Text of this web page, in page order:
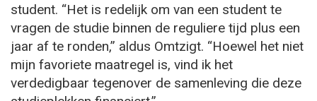
student. “Het is redelijk om van een student te
vragen de studie binnen de reguliere tijd plus een
jaar af te ronden,” aldus Omtzigt. “Hoewel het niet
mijn favoriete maatregel is, vind ik het
verdedigbaar tegenover de samenleving die deze